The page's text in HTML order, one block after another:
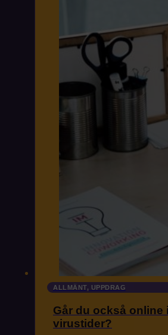
ALLMÄNT, UPPDRAG
Går du också online
virustider?